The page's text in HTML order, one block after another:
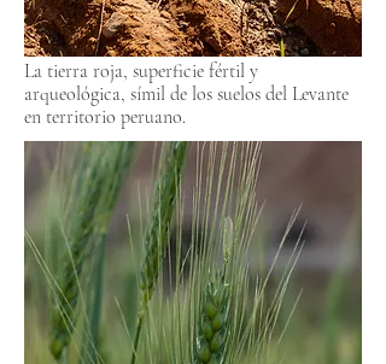
La tierra roja, superficie fértil y
arqueológica, símil de los suelos del Levante
en territorio peruano.